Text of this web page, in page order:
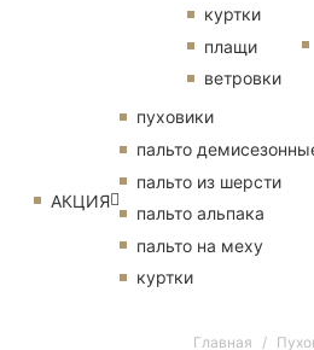
куртки
плащи
ветровки
АКЦИЯ
пуховики
пальто
пальто из шерсти
пальто альпака
пальто на меху
куртки
Главная